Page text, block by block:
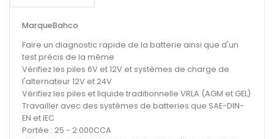
MarqueBahco
Faire un diagnostic rapide de la batterie ainsi que d'un
test précis de la même
Vérifiez les piles 6V et 12V et systèmes de charge de
l'alternateur 12V et 24V
Vérifiez les piles et liquide traditionnelle VRLA (AGM et GEL)
Travailler avec des systèmes de batteries que SAE-DIN-
EN et IEC
Portée : 25 - 2.000CCA